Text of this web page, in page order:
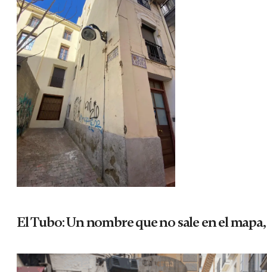
El Tubo: Un nombre que no sale en el